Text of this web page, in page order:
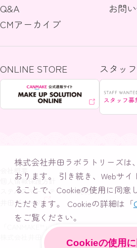
株式会社井田ラボラトリーズは
おります。
引き続き、Webサ
ることで、Cookieの使用に同意
ただきます。
Cookieの詳細は「
をご覧ください。
Cookieの使用
Q&A
お問
CMアーカイブ
ONLINE STORE スタッ
会社概要
個人情報保護方針
ステルスマーケティング規制対策について
井田グループ
「CANMAKE™」「キャンメイク™」は、
株式会社井田ラボラトリーズの登録商標で